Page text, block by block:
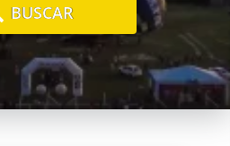
BUSCAR